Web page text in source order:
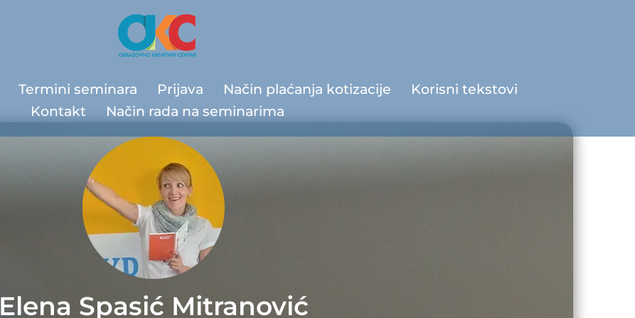
Termini seminara Prijava Način plaćanja kotizacije
Korisni tekstovi
Kontakt
Način rada na seminarima
Elena Spasić Mitranović